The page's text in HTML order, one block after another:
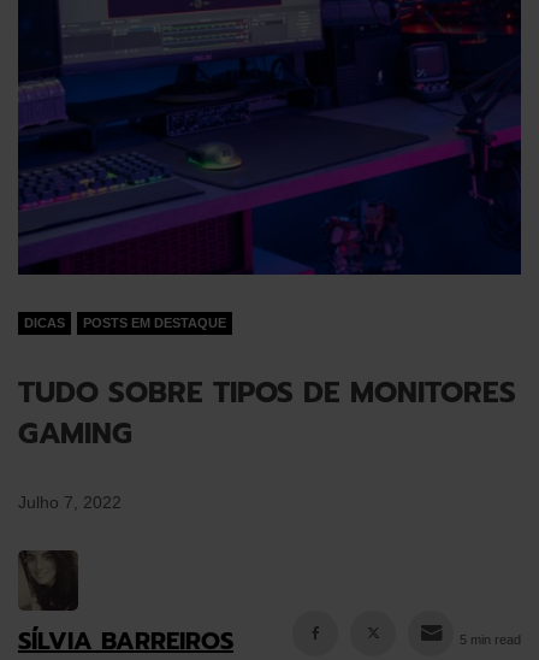
DICAS POSTS EM DESTAQUE
TUDO SOBRE TIPOS DE MONITORES
GAMING
Julho 7, 2022
SÍLVIA BARREIROS 5 min read